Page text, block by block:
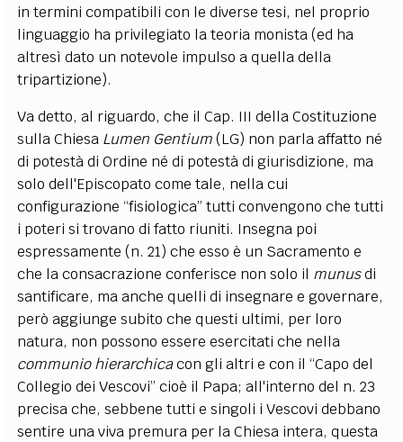
in termini compatibili con le diverse tesi, nel proprio
linguaggio ha privilegiato la teoria monista (ed ha
altresì dato un notevole impulso a quella della
tripartizione).
Va detto, al riguardo, che il Cap. III della Costituzione
sulla Chiesa Lumen Gentium(LG) non parla affatto né
di potestà di Ordine né di potestà di giurisdizione, ma
solo dell'Episcopato come tale, nella cui
configurazione “fisiologica” tutti convengono che tutti
i poteri si trovano di fatto riuniti. Insegna poi
espressamente (n. 21) che esso è un Sacramento e
che la consacrazione conferisce non solo il munusdi
santificare, ma anche quelli di insegnare e governare,
però aggiunge subito che questi ultimi, per loro
natura, non possono essere esercitati che nella
communio hierarchicacon gli altri e con il “Capo del
Collegio dei Vescovi” cioè il Papa; all'interno del n. 23
precisa che, sebbene tutti e singoli i Vescovi debbano
sentire una viva premura per la Chiesa intera, questa